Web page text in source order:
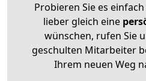
Probieren Sie es
lieber gleich eine
wünschen, rufen Sie
geschulten Mitarbeiter
Ihrem neuen Weg